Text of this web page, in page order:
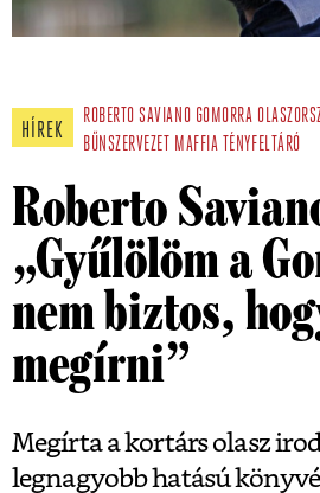
HÍREK
ROBERTO SAVIANO GOMORRA
BŰNSZERVEZET MAFFIA TÉNYFELTÁRÓ
Roberto
„Gyűlölöm a
nem biztos,
megírni”
Megírta a kortárs olasz
legnagyobb hatású